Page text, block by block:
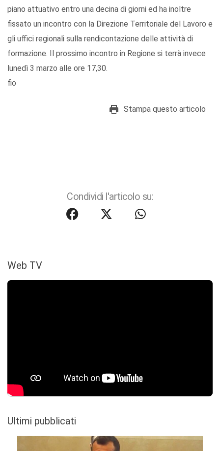
piano attuativo entro una decina di giorni ed ha inoltre
fissato un incontro con la Direzione Territoriale del Lavoro e
gli uffici regionali sulla rendicontazione delle attività di
formazione. Il prossimo incontro in Regione si terrà invece
lunedì 3 marzo alle ore 17,30.
fio
Stampa questo articolo
Condividi l'articolo su:
Web TV
Ultimi pubblicati